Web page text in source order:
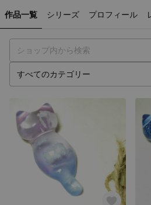
作品一覧 シリーズ プロフィール